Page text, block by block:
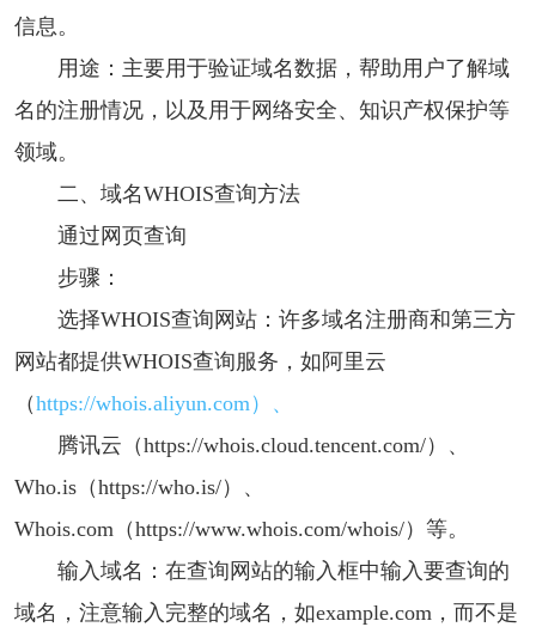
信息。
用途：主要用于验证域名数据，帮助用户了解域
名的注册情况，以及用于网络安全、知识产权保护等
领域。
二、域名WHOIS查询方法
通过网页查询
步骤：
选择WHOIS查询网站：许多域名注册商和第三方
网站都提供WHOIS查询服务，如阿里云
（https://whois.aliyun.com）、
腾讯云（https://whois.cloud.tencent.com/）、
Who.is（https://who.is/）、
Whois.com（https://www.whois.com/whois/）等。
输入域名：在查询网站的输入框中输入要查询的
域名，注意输入完整的域名，如example.com，而不是